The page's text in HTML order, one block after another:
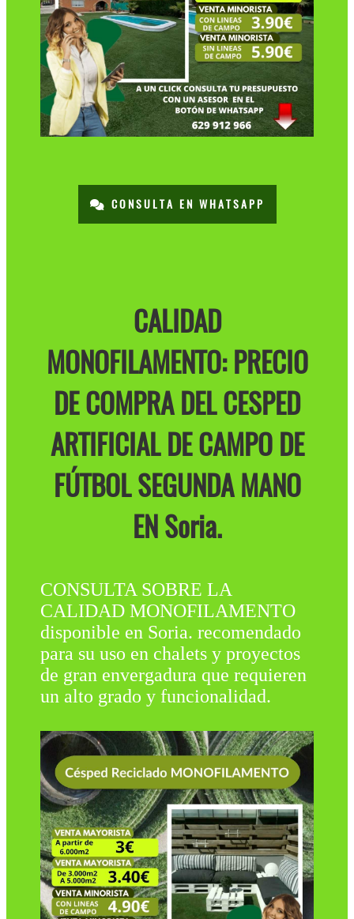
CONSULTA EN WHATSAPP
CALIDAD
MONOFILAMENTO: PRECIO
DE COMPRA DEL CESPED
ARTIFICIAL DE CAMPO DE
FÚTBOL SEGUNDA MANO
EN Soria.
CONSULTA SOBRE LA
CALIDAD MONOFILAMENTO
disponible en Soria. recomendado
para su uso en chalets y proyectos
de gran envergadura que requieren
un alto grado y funcionalidad.